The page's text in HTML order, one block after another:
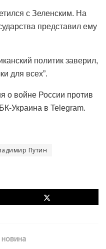
с Зеленским. На
представил ему
политик заверил,
для всех”.
о войне России против
Украина в Telegram.
Путин